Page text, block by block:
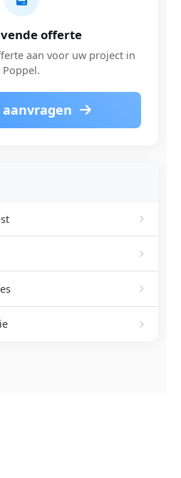
offerte
aan voor uw project in
Poppel.